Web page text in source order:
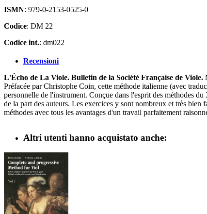
ISMN: 979-0-2153-0525-0
Codice: DM 22
Codice int.: dm022
Recensioni
L'Écho de La Viole. Bulletin de la Société Française de
Préfacée par Christophe Coin, cette méthode italienne (avec
personnelle de l'instrument. Conçue dans l'esprit des méthodes
de la part des auteurs. Les exercices y sont nombreux et très
méthodes avec tous les avantages d'un travail parfaitement
Altri utenti hanno acquistato anche: